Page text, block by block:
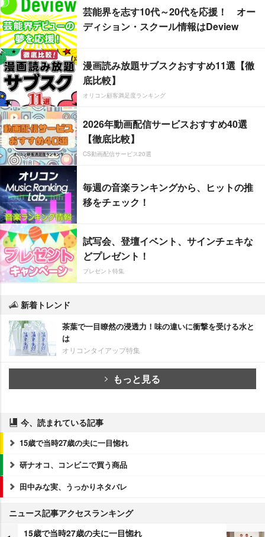
芸能界を志す10代～20代を応援！ オー
ディション・スクール情報はDeview
漫画読み放題サブスクおすすめ11選【徹
底比較】
オリコン顧客満足度ランキング
2026年動画配信サービスおすすめ40選
【徹底比較】
CS動画配信サービス20選
毎週の音楽ランキングから、ヒットの推
移をチェック！
試写会、登壇イベント、サインチェキな
どプレゼント！
プレゼント特集
新着トレンド
茶葉で一目瞭然の浸透力！味の違いに衝撃を受ける水と
は
オリコンタイアップ特集
もっと見る
今、読まれている記事
15歳で当時27歳の夫に一目惚れ
研ナオコ、コンビニで買う商品
田中みな実、うっかりネタバレ
ニュース記事アクセスランキング
15歳で当時27歳の夫に一目惚れ